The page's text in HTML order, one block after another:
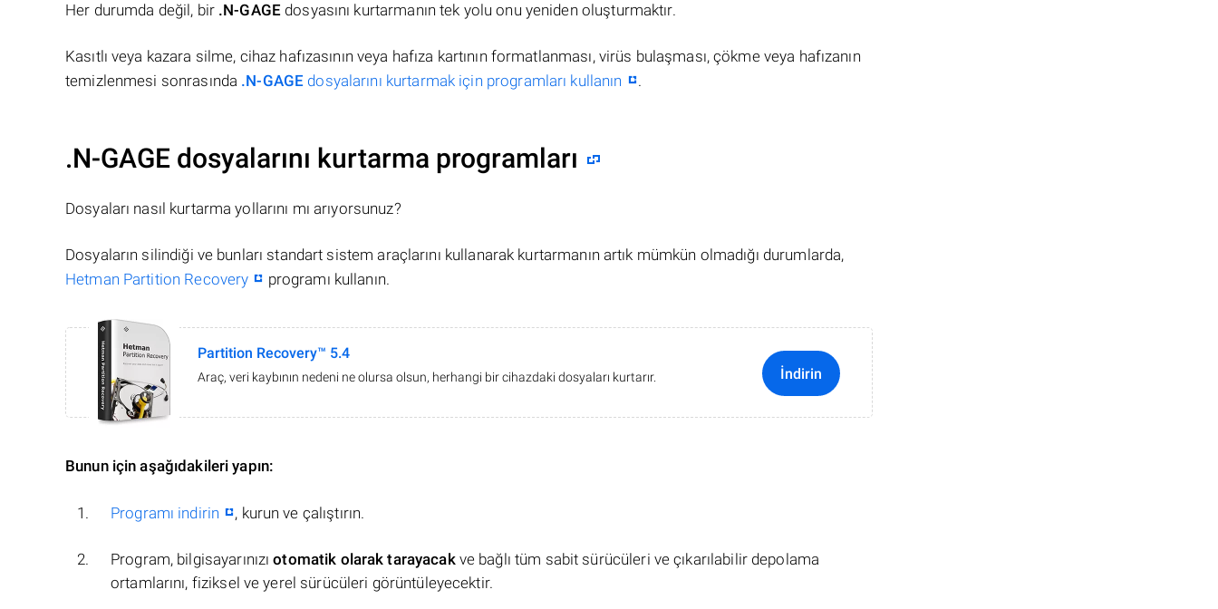
Her durumda değil, bir .N-GAGE dosyasını kurtarmanın tek yolu onu yeniden oluşturmaktır.
Kasıtlı veya kazara silme, cihaz hafızasının veya hafıza kartının formatlanması, virüs bulaşması, çökme veya hafızanın
temizlenmesi sonrasında .N-GAGE dosyalarını kurtarmak için programları kullanın .
.N-GAGE dosyalarını kurtarma programları
Dosyaları nasıl kurtarma yollarını mı arıyorsunuz?
Dosyaların silindiği ve bunları standart sistem araçlarını kullanarak kurtarmanın artık mümkün olmadığı durumlarda,
Hetman Partition Recovery
programı kullanın.
Partition Recovery™ 5.4
Araç, veri kaybının nedeni ne olursa olsun, herhangi bir cihazdaki dosyaları kurtarır. İndirin
Bunun için aşağıdakileri yapın:
Programı indirin , kurun ve çalıştırın.
Program, bilgisayarınızıotomatik olarak tarayacakve bağlı tüm sabit sürücüleri ve çıkarılabilir depolama
ortamlarını, fiziksel ve yerel sürücüleri görüntüleyecektir.